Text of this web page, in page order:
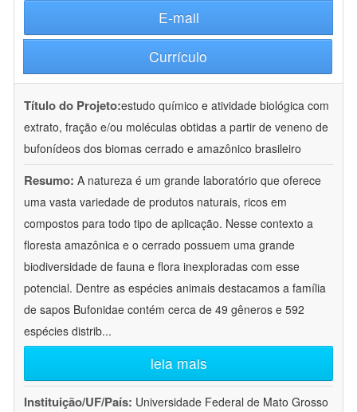
E-mail
Currículo
Título do Projeto:estudo químico e atividade biológica com
extrato, fração e/ou moléculas obtidas a partir de veneno de
bufonídeos dos biomas cerrado e amazônico brasileiro
Resumo: A natureza é um grande laboratório que oferece
uma vasta variedade de produtos naturais, ricos em
compostos para todo tipo de aplicação. Nesse contexto a
floresta amazônica e o cerrado possuem uma grande
biodiversidade de fauna e flora inexploradas com esse
potencial. Dentre as espécies animais destacamos a família
de sapos Bufonidae contém cerca de 49 gêneros e 592
espécies distrib...
leia mais
Instituição/UF/País: Universidade Federal de Mato Grosso